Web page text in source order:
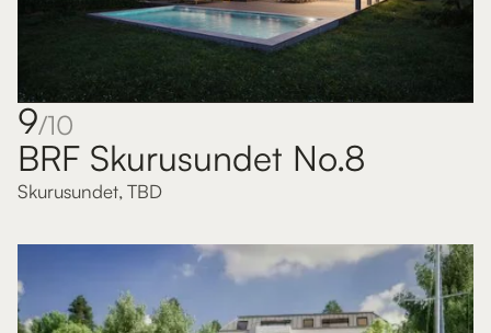
9/10
BRF Skurusundet No.8
Skurusundet, TBD